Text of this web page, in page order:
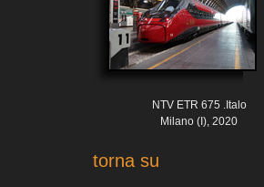
NTV ETR 675 .Italo
Milano (I), 2020
torna su